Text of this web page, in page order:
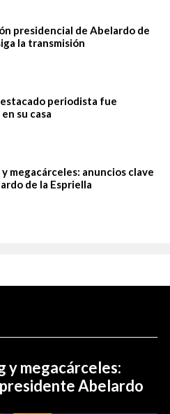
presidencial de Abelardo de
la transmisión
periodista fue
su casa
megacárceles: anuncios clave
de la Espriella
y megacárceles:
Abelardo